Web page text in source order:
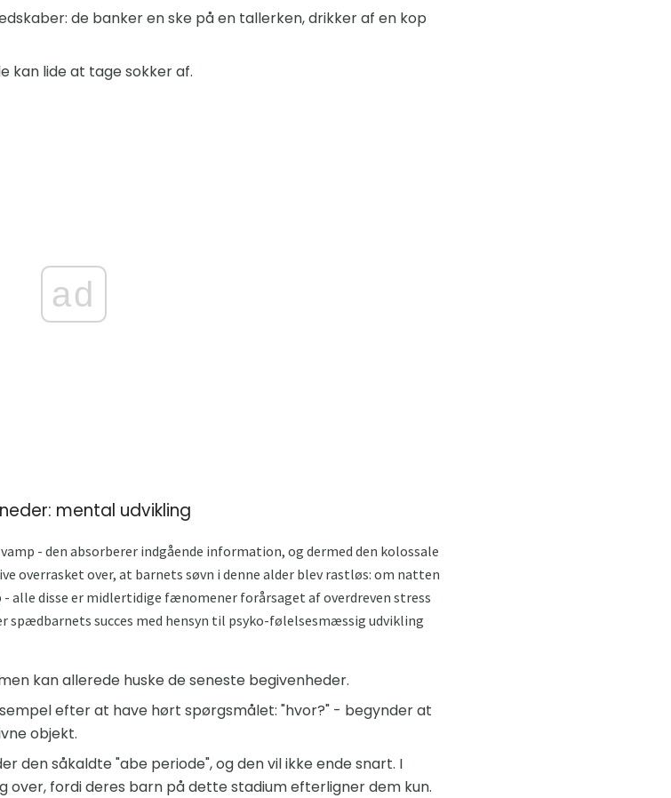
de banker en ske på en tallerken, drikker af en kop
lide at tage sokker af.
ad
mental udvikling
- den absorberer indgående information, og dermed den kolossale
overrasket over, at barnets søvn i denne alder blev rastløs: om natten
alle disse er midlertidige fænomener forårsaget af overdreven stress
spædbarnets succes med hensyn til psyko-følelsesmæssig udvikling
kan allerede huske de seneste begivenheder.
efter at have hørt spørgsmålet: "hvor?" - begynder at
objekt.
den såkaldte "abe periode", og den vil ikke ende snart. I
fordi deres barn på dette stadium efterligner dem kun.